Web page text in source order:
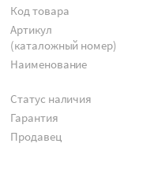
Код товара
Артикул
(каталожный номер)
Наименование
Статус наличия
Гарантия
Продавец